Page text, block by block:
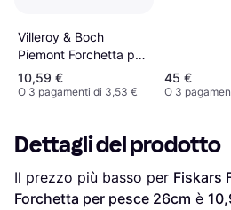
Villeroy & Boch
Piemont Forchetta per
pesce 18.9cm
10,59 €
O 3 pagamenti di 3,53 €
45 €
O 3
Dettagli del prodotto
Il prezzo più basso per Fiskars
Forchetta per pesce 26cm è